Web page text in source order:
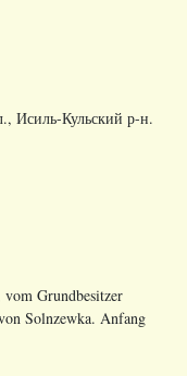
Исиль-Кульский р-н.
Grundbesitzer
Solnzewka. Anfang